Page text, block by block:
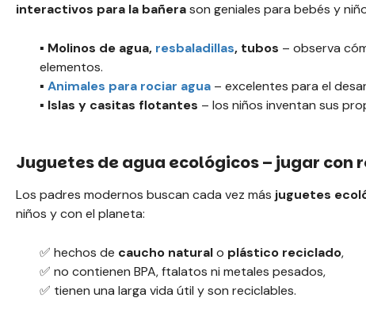
interactivos para la bañerason geniales para bebés y
▪️ Molinos de agua, resbaladillas, tubos – observa
elementos.
▪️ Animales para rociar agua – excelentes para el
▪️ Islas y casitas flotantes – los niños inventan sus
Juguetes de agua ecológicos – jugar
Los padres modernos buscan cada vez más juguetes
niños y con el planeta:
✅ hechos de caucho naturalo plástico reciclado,
✅ no contienen BPA, ftalatos ni metales pesados,
✅ tienen una larga vida útil y son reciclables.